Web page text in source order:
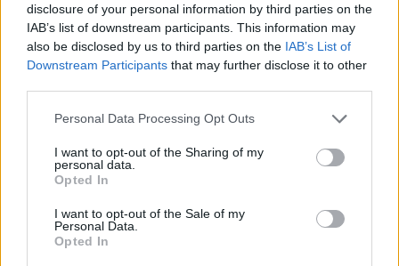
disclosure of your personal information by third parties on the
IAB’s list of downstream participants. This information may
also be disclosed by us to third parties on the IAB’s List of
Downstream Participants that may further disclose it to other
Personal Data Processing Opt Outs
I want to opt-out of the Sharing of my
personal data.
Opted In
I want to opt-out of the Sale of my
Personal Data.
Opted In